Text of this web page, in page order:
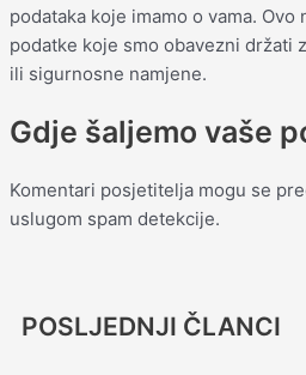
podataka koje imamo o vama.
podatke koje smo obavezni držati
ili sigurnosne namjene.
Gdje šaljemo vaše
Komentari posjetitelja mogu se
uslugom spam detekcije.
POSLJEDNJI ČLANCI